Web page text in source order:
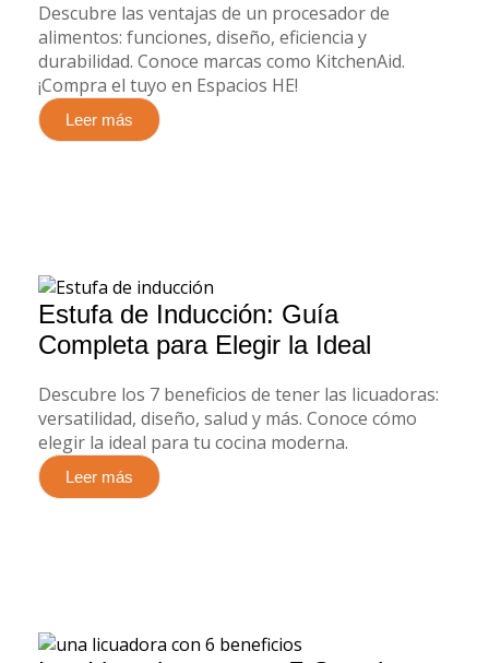
Descubre las ventajas de un procesador de
alimentos: funciones, diseño, eficiencia y
durabilidad. Conoce marcas como KitchenAid.
¡Compra el tuyo en Espacios HE!
Leer más
Estufa de Inducción: Guía
Completa para Elegir la Ideal
Descubre los 7 beneficios de tener las licuadoras:
versatilidad, diseño, salud y más. Conoce cómo
elegir la ideal para tu cocina moderna.
Leer más